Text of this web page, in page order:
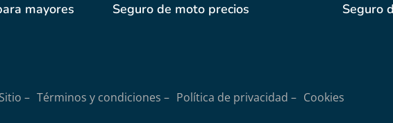
mayores
Seguro de moto precios
Seguro
– Términos y condiciones – Política de privacidad – Cookies